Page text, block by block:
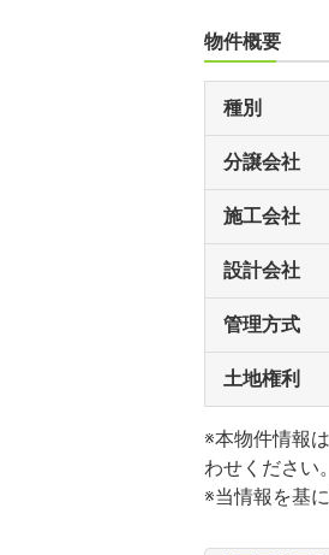
物件概要
種別
分譲会社
施工会社
設計会社
管理方式
土地権利
※本物件情報は
わせください。
※当情報を基